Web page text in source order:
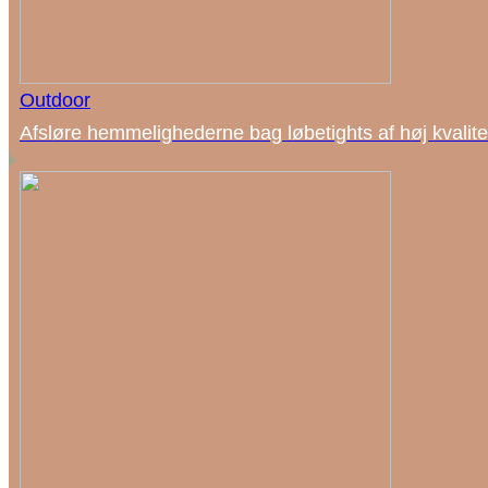
Outdoor
Afsløre hemmelighederne bag løbetights af høj